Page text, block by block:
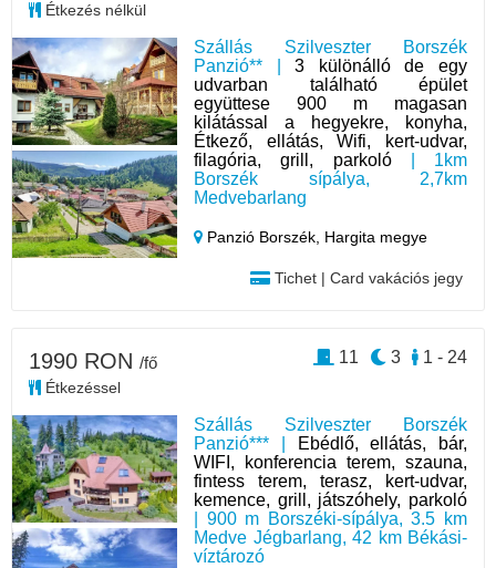
Szállás Szilveszter Borszék
Panzió** |3 különálló de egy
udvarban található épület
együttese 900 m magasan
kilátással a hegyekre, konyha,
Étkező, ellátás, Wifi, kert-udvar,
filagória, grill, parkoló| 1km
Borszék sípálya, 2,7km
Medvebarlang
Panzió Borszék, Hargita megye
Tichet | Card vakációs jegy
Étkezés nélkül
Szállás Szilveszter Borszék
Panzió*** |
Ebédlő, ellátás, bár,
WIFI, konferencia terem, szauna,
fintess terem, terasz, kert-udvar,
kemence, grill, játszóhely, parkoló
| 900 m Borszéki-sípálya, 3.5 km
Medve Jégbarlang, 42 km Békási-
víztározó
1990 RON /fő
Étkezéssel
1 - 24
3
11